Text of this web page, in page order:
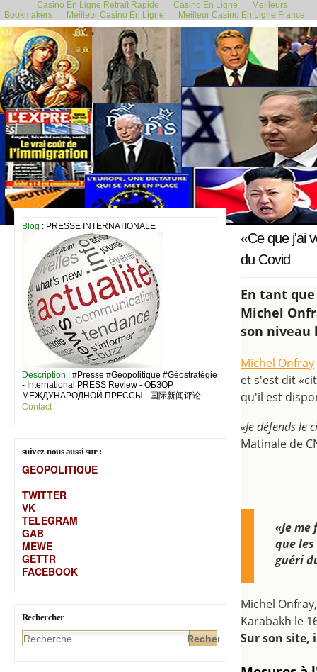
Casino En Ligne Retrait Rapide Casino En Ligne
Meilleurs
Bookmakers
Meilleur Casino En Ligne Meilleur Casino En Ligne France
Blog : PRESSE INTERNATIONALE
Description : #Presse #Géopolitique #Géostratégie
- International PRESS Review - ОБЗОР
МЕЖДУНАРОДНОЙ ПРЕССЫ - 国际新闻评论
Contact
suivez-nous aussi sur :
GEOPOLITIQUE
TWITTER
VK
TELEGRAM
GAB
MEWE
GETTR
FACEBOOK
Rechercher
12 décembre 2020
«Ce que j'ai
du Covid
En tant
Michel
son niveau
Michel Onfray
et s'est dit
qu'il est
«Je défends le
Matinale de
​«Je
que
guéri
Michel
Karabakh le
Sur son site,